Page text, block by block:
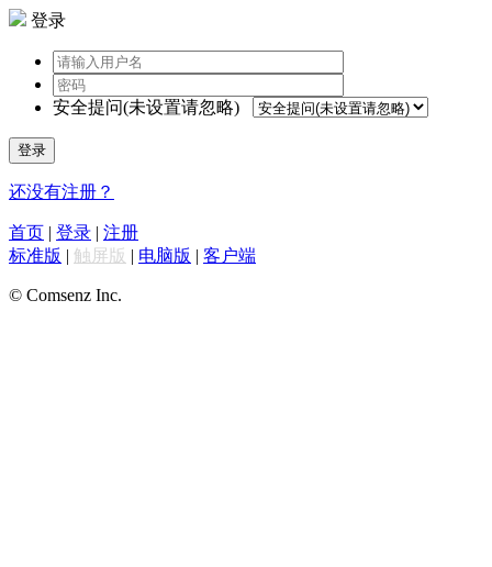
登录
安全提问(未设置请忽略)
登录
还没有注册？
首页 | 登录 | 注册
标准版 | 触屏版 | 电脑版 | 客户端
© Comsenz Inc.